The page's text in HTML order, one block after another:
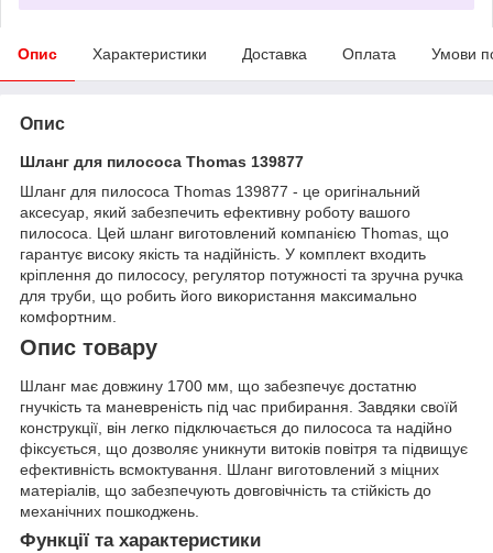
Опис Характеристики Доставка Оплата Умови
Опис
Шланг для пилососа Thomas 139877
Шланг для пилососа Thomas 139877 - це оригінальний
аксесуар, який забезпечить ефективну роботу вашого
пилососа. Цей шланг виготовлений компанією Thomas, що
гарантує високу якість та надійність. У комплект входить
кріплення до пилососу, регулятор потужності та зручна ручка
для труби, що робить його використання максимально
комфортним.
Опис товару
Шланг має довжину 1700 мм, що забезпечує достатню
гнучкість та маневреність під час прибирання. Завдяки своїй
конструкції, він легко підключається до пилососа та надійно
фіксується, що дозволяє уникнути витоків повітря та підвищує
ефективність всмоктування. Шланг виготовлений з міцних
матеріалів, що забезпечують довговічність та стійкість до
механічних пошкоджень.
Функції та характеристики